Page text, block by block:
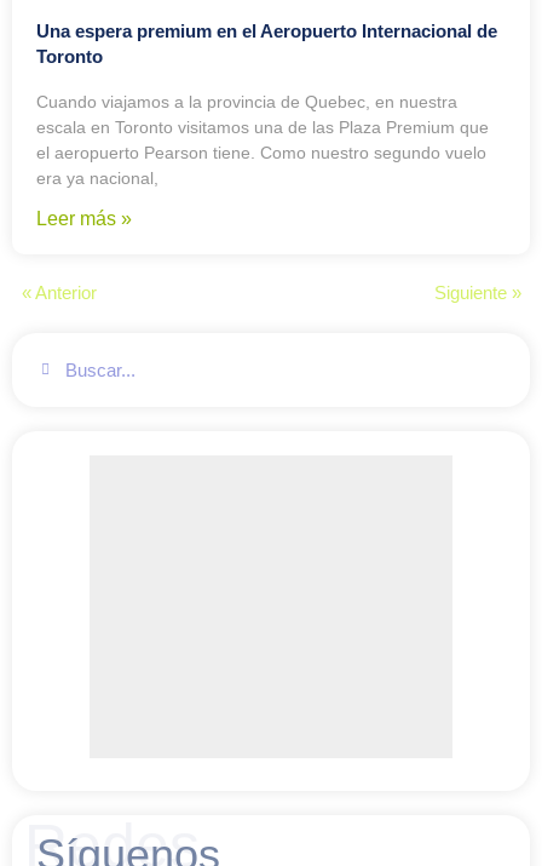
Una espera premium en el Aeropuerto Internacional de
Toronto
Cuando viajamos a la provincia de Quebec, en nuestra
escala en Toronto visitamos una de las Plaza Premium que
el aeropuerto Pearson tiene. Como nuestro segundo vuelo
era ya nacional,
Leer más »
« Anterior Siguiente »
Redes
Síguenos